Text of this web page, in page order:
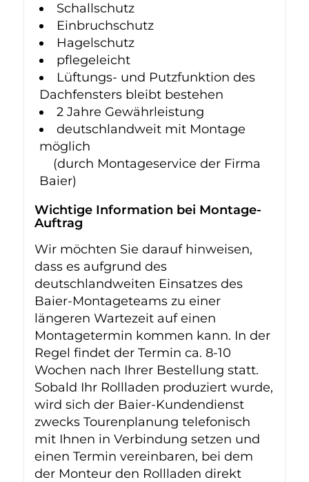
Schallschutz
Einbruchschutz
Hagelschutz
pflegeleicht
Lüftungs- und Putzfunktion des
Dachfensters bleibt bestehen
2 Jahre Gewährleistung
deutschlandweit mit Montage
möglich
(durch Montageservice der Firma
Baier)
Wichtige Information bei Montage-
Auftrag
Wir möchten Sie darauf hinweisen,
dass es aufgrund des
deutschlandweiten Einsatzes des
Baier-Montageteams zu einer
längeren Wartezeit auf einen
Montagetermin kommen kann. In der
Regel findet der Termin ca. 8-10
Wochen nach Ihrer Bestellung statt.
Sobald Ihr Rollladen produziert wurde,
wird sich der Baier-Kundendienst
zwecks Tourenplanung telefonisch
mit Ihnen in Verbindung setzen und
einen Termin vereinbaren, bei dem
der Monteur den Rollladen direkt